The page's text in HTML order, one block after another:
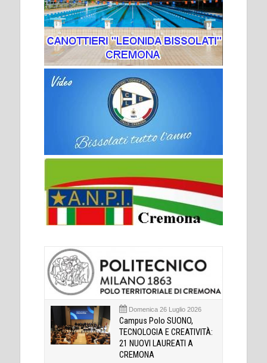
Domenica 26 Luglio 2026
Campus Polo SUONO,
TECNOLOGIA E CREATIVITÀ:
21 NUOVI LAUREATI A
CREMONA